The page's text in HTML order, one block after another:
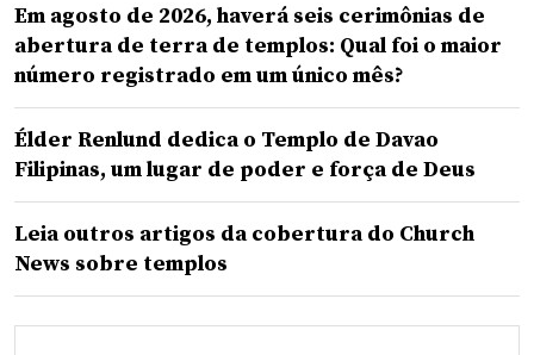
Em agosto de 2026, haverá seis cerimônias de
abertura de terra de templos: Qual foi o maior
número registrado em um único mês?
Élder Renlund dedica o Templo de Davao
Filipinas, um lugar de poder e força de Deus
Leia outros artigos da cobertura do Church
News sobre templos